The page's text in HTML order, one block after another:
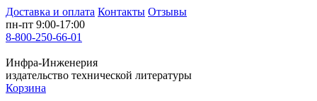
Доставка и оплата Контакты Отзывы
пн-пт 9:00-17:00
8-800-250-66-01
Инфра-Инженерия
издательство технической литературы
Корзина